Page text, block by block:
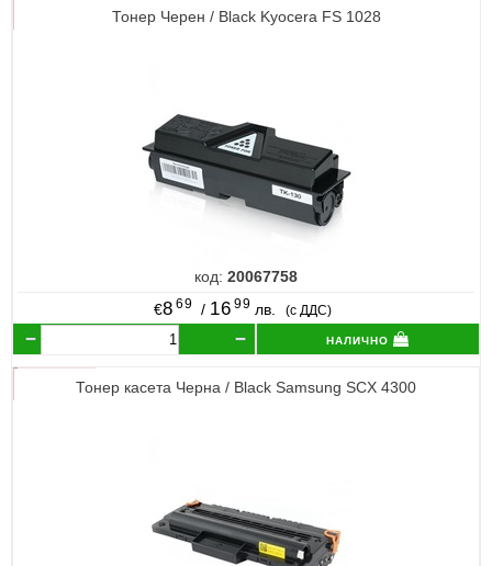
Тонер Черен / Black Kyocera FS 1028
код: 20067758
€8 69 / 16 99 лв. (с ДДС)
налично
Тонер касета Черна / Black Samsung SCX 4300